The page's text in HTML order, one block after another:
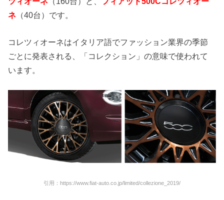
ネ （40台）です。
コレツィオーネはイタリア語でファッション業界の季節
ごとに発表される、「コレクション」の意味で使われて
います。
引用：https://www.fiat-auto.co.jp/limited/collezione_2019/